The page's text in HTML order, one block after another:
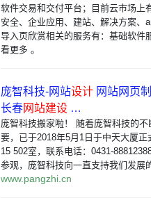
软件交易和交付平台；目前云市场上
安全、企业应用、建站、解决方案、
导入页欣赏相关的服务有：基础软件
看更多 。
庞智科技-网站设计 网站网页
长春网站建设 …
庞智科技搬家啦！ 随着庞智科技的
要，已于2018年5月1日于中天大厦
15 502室，联系电话：0431-
参观，庞智科技向一直支持我们发展
www.pangzhi.cn